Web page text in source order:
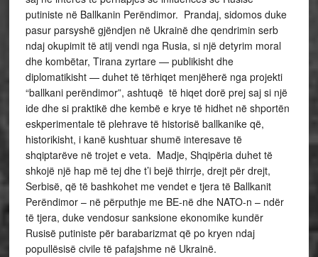
putiniste në Ballkanin Perëndimor. Prandaj, sidomos duke
pasur parsyshë gjëndjen në Ukrainë dhe qendrimin serb
ndaj okupimit të atij vendi nga Rusia, si një detyrim moral
dhe kombëtar, Tirana zyrtare — publikisht dhe
diplomatikisht — duhet të tërhiqet menjëherë nga projekti
“ballkani perëndimor”, ashtuqë të hiqet dorë prej saj si një
ide dhe si praktikë dhe kembë e krye të hidhet në shportën
eskperimentale të plehrave të historisë ballkanike që,
historikisht, i kanë kushtuar shumë interesave të
shqiptarëve në trojet e veta. Madje, Shqipëria duhet të
shkojë një hap më tej dhe t’i bejë thirrje, drejt për drejt,
Serbisë, që të bashkohet me vendet e tjera të Ballkanit
Perëndimor – në përputhje me BE-në dhe NATO-n – ndër
të tjera, duke vendosur sanksione ekonomike kundër
Rusisë putiniste për barabarizmat që po kryen ndaj
popullësisë civile të pafajshme në Ukrainë.